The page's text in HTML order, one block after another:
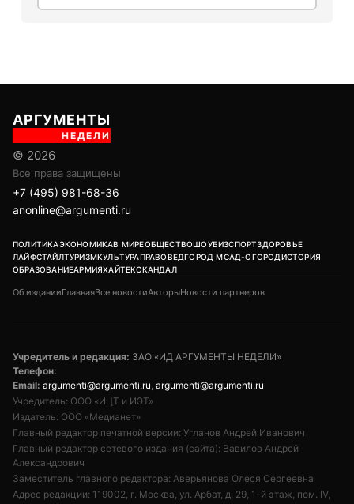
АРГУМЕНТЫ
НЕДЕЛИ
© 2026
Все права защищены
+7 (495) 981-68-36
anonline@argumenti.ru
ПОЛИТИКАЭКОНОМИКАВ МИРЕОБЩЕСТВОШОУБИЗСПОРТЗДОРОВЬЕ
ЛАЙФСТАЙЛТУРИЗМКУЛЬТУРАПРАВОВЕДГОРОД МСАД-ОГОРОДИСТОРИЯ
ОБРАЗОВАНИЕАРМИЯХАЙТЕКСКАНДАЛ
Об изданииГлавнаяВсе новостиАвторыНовости партнеров
Учредитель и редакция: ЗАО «ИД АРГУМЕНТЫ НЕДЕЛИ»
Телефон:
Email: argumenti@argumenti.ru argumenti@argumenti.ru
Учредитель: ООО «ИЦТ и ИЭТ»
Издатель: ООО «Медианет»
Главный редактор печатной версии: Угланов Андрей Иванович
Главный редактор сетевого издания (сайта): Вавилов Андрей
Александрович
Заместитель главного редактора: Аверьянова Олеся Сергеевна
Адрес редакции: 119002, г. Москва, ул. Арбат, д. 29, 1-й этаж, пом. IV,